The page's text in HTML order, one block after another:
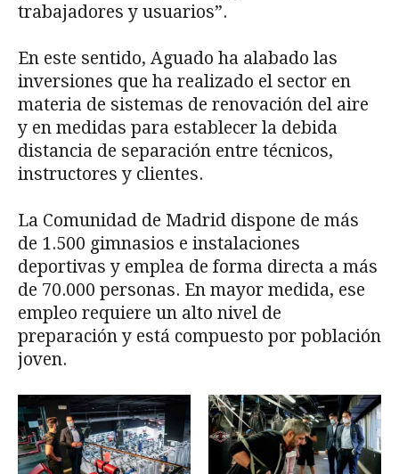
trabajadores y usuarios”.
En este sentido, Aguado ha alabado las
inversiones que ha realizado el sector en
materia de sistemas de renovación del aire
y en medidas para establecer la debida
distancia de separación entre técnicos,
instructores y clientes.
La Comunidad de Madrid dispone de más
de 1.500 gimnasios e instalaciones
deportivas y emplea de forma directa a más
de 70.000 personas. En mayor medida, ese
empleo requiere un alto nivel de
preparación y está compuesto por población
joven.